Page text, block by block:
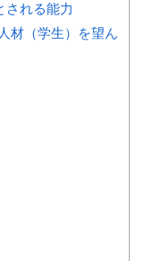
される能力
材（学生）を望ん